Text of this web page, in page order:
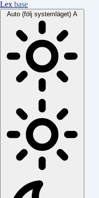
Lex base
Auto (följ systemläget) A